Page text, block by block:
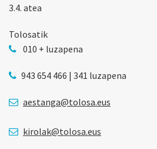
3.4. atea
Tolosatik
010 + luzapena
943 654 466 | 341 luzapena
aestanga@tolosa.eus
kirolak@tolosa.eus